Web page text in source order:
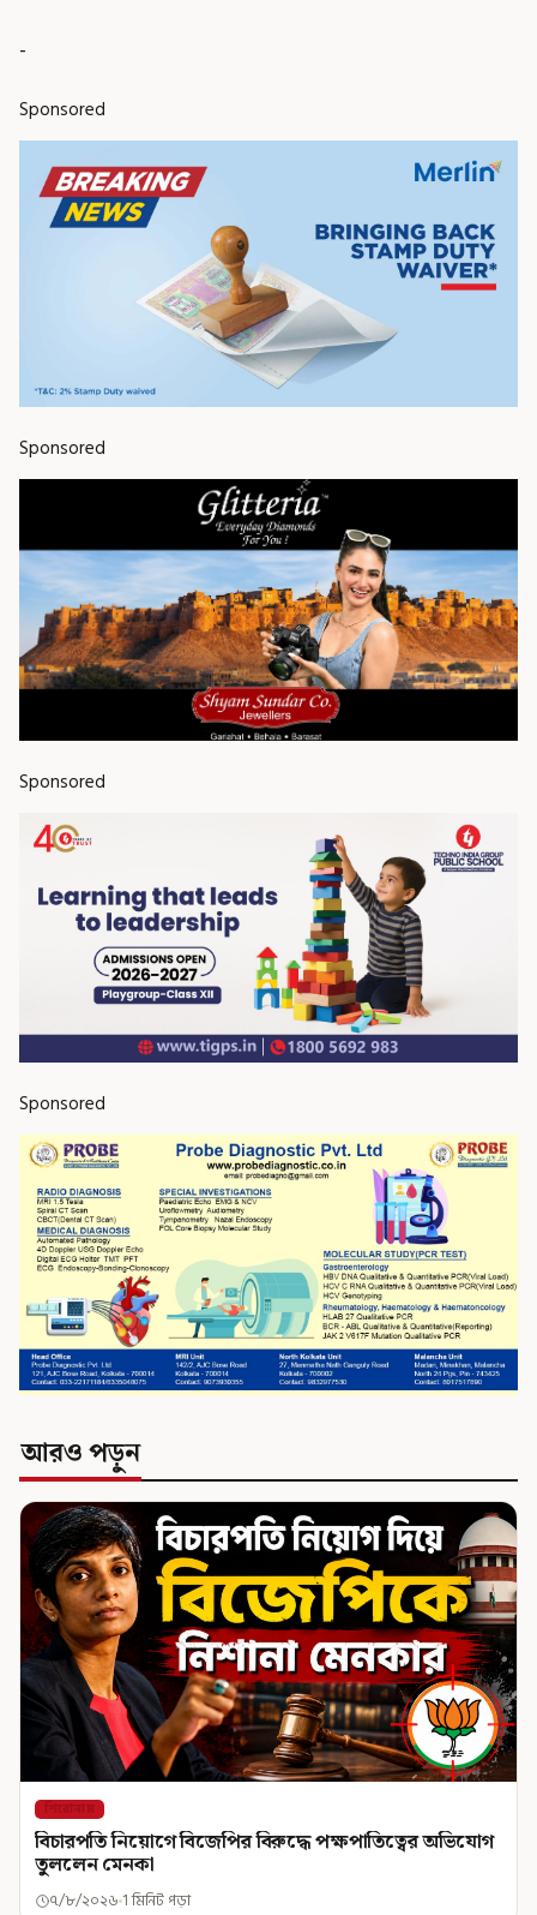
-
Sponsored
Sponsored
Sponsored
Sponsored
আরও পড়ুন
শিরোনাম
বিচারপতি নিয়োগে বিজেপির বিরুদ্ধে পক্ষপাতিত্বের অভিযোগ
তুললেন মেনকা
৭/৮/২০২৬ 1 মিনিট পড়া